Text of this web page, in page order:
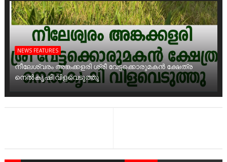
NEWS FEATURES
നീലേശ്വരം അങ്കക്കളരി ശ്രീ വേട്ടക്കൊരുമകൻ ക്ഷേത്ര
നെൽകൃഷി വിളവെടുത്തു